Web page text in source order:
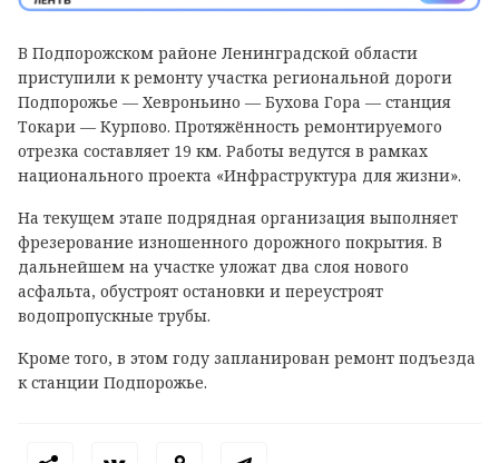
В Подпорожском районе Ленинградской области
приступили к ремонту участка региональной дороги
Подпорожье — Хевроньино — Бухова Гора — станция
Токари — Курпово. Протяжённость ремонтируемого
отрезка составляет 19 км. Работы ведутся в рамках
национального проекта «Инфраструктура для жизни».
На текущем этапе подрядная организация выполняет
фрезерование изношенного дорожного покрытия. В
дальнейшем на участке уложат два слоя нового
асфальта, обустроят остановки и переустроят
водопропускные трубы.
Кроме того, в этом году запланирован ремонт подъезда
к станции Подпорожье.